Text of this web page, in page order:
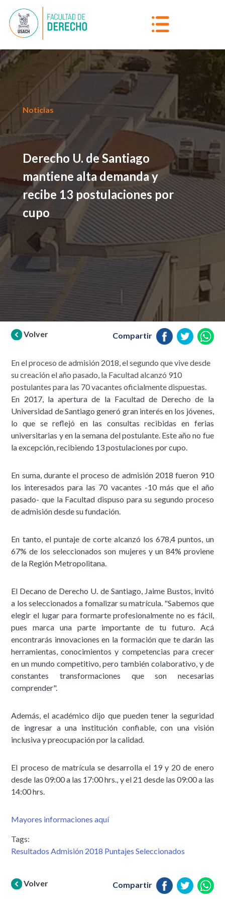
Noticias
Derecho U. de Santiago
mantiene alta demanda y
recibe 13 postulaciones por
cupo
Volver Compartir
En el proceso de admisión 2018, el segundo que vive desde
su creación el año pasado, la Facultad alcanzó 910
postulantes para las 70 vacantes oficialmente dispuestas.
En 2017, la apertura de la Facultad de Derecho de la
Universidad de Santiago generó gran interés en los jóvenes,
lo que se reflejó en las consultas recibidas en ferias
universitarias y en la semana del postulante. Este año no fue
la excepción, recibiendo 13 postulaciones por cupo.
En suma, durante el proceso de admisión 2018 fueron 910
los interesados para las 70 vacantes -10 más que el año
pasado- que la Facultad dispuso para su segundo proceso
de admisión desde su fundación.
En tanto, el puntaje de corte alcanzó los 678,4 puntos, un
67% de los seleccionados son mujeres y un 84% proviene
de la Región Metropolitana.
El Decano de Derecho U. de Santiago, Jaime Bustos, invitó
a los seleccionados a fomalizar su matrícula. "Sabemos que
elegir el lugar para formarte profesionalmente no es fácil,
pues marca una parte importante de tu futuro. Acá
encontrarás innovaciones en la formación que te darán las
herramientas, conocimientos y competencias para crecer
en un mundo competitivo, pero también colaborativo, y de
constantes transformaciones que son necesarias
comprender".
Además, el académico dijo que pueden tener la seguridad
de ingresar a una institución confiable, con una visión
inclusiva y preocupación por la calidad.
El proceso de matrícula se desarrolla el 19 y 20 de enero
desde las 09:00 a las 17:00 hrs., y el 21 desde las 09:00 a las
14:00 hrs.
Mayores informaciones aquí
Tags:
Resultados Admisión 2018 Puntajes Seleccionados
Volver Compartir